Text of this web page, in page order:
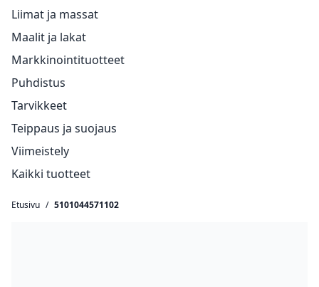
Liimat ja massat
Maalit ja lakat
Markkinointituotteet
Puhdistus
Tarvikkeet
Teippaus ja suojaus
Viimeistely
Kaikki tuotteet
Etusivu / 5101044571102